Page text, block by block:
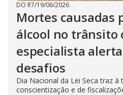
DO R7/19/06/2026
Mortes causadas
álcool no trânsito
especialista
desafios
Dia Nacional da Lei Seca traz
conscientização e de